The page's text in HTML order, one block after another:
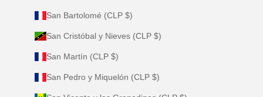
San Bartolomé (CLP $)
San Cristóbal y Nieves (CLP $)
San Martín (CLP $)
San Pedro y Miquelón (CLP $)